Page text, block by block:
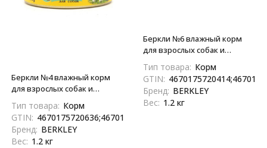
Беркли №4 влажный корм
для взрослых собак и
шт
Тип товара: Корм
GTIN: 4670175720636;4670175720704
Бренд: BERKLEY
Вес: 1.2 кг
Беркли №6 влажный корм
для взрослых собак и
шт
Тип товара: Корм
GTIN:
Бренд: BERKLEY
Вес: 1.2 кг